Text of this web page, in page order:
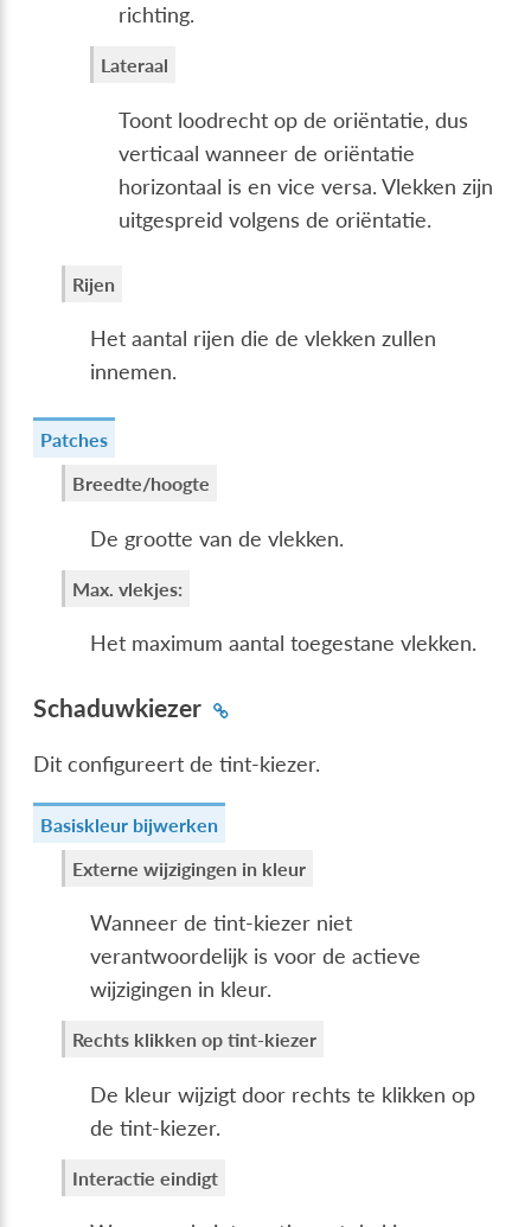
richting.
Lateraal
Toont loodrecht op de oriëntatie, dus
verticaal wanneer de oriëntatie
horizontaal is en vice versa. Vlekken zijn
uitgespreid volgens de oriëntatie.
Rijen
Het aantal rijen die de vlekken zullen
innemen.
Patches
Breedte/hoogte
De grootte van de vlekken.
Max. vlekjes:
Het maximum aantal toegestane vlekken.
Schaduwkiezer
Dit configureert de tint-kiezer.
Basiskleur bijwerken
Externe wijzigingen in kleur
Wanneer de tint-kiezer niet
verantwoordelijk is voor de actieve
wijzigingen in kleur.
Rechts klikken op tint-kiezer
De kleur wijzigt door rechts te klikken op
de tint-kiezer.
Interactie eindigt